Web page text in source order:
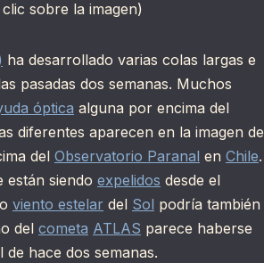
sobre la imagen)
ha desarrollado varias colas largas e
pasadas dos semanas. Muchos
óptica alguna por encima del
diferentes aparecen en la imagen de
del Observatorio Paranal en Chile.
están siendo expelidos desde el
viento estelar del Sol podría también
del cometa ATLAS parece haberse
hace dos semanas.